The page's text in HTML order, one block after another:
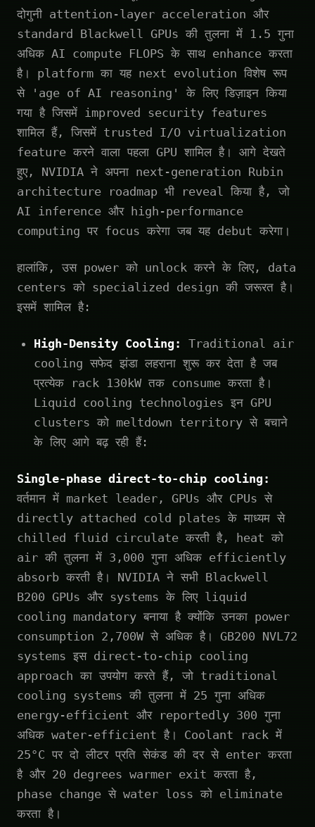
दोगुनी attention-layer acceleration और
standard Blackwell GPUs की तुलना में 1.5 गुना
अधिक AI compute FLOPS के साथ enhance करता
है। platform का यह next evolution विशेष रूप
से 'age of AI reasoning' के लिए डिज़ाइन किया
गया है जिसमें improved security features
शामिल हैं, जिसमें trusted I/O virtualization
feature करने वाला पहला GPU शामिल है। आगे देखते
हुए, NVIDIA ने अपना next-generation Rubin
architecture roadmap भी reveal किया है, जो
AI inference और high-performance
computing पर focus करेगा जब यह debut करेगा।
हालांकि, उस power को unlock करने के लिए, data
centers को specialized design की जरूरत है।
इसमें शामिल है:
High-Density Cooling:
Traditional air
cooling सफेद झंडा लहराना शुरू कर देता है जब
प्रत्येक rack 130kW तक consume करता है।
Liquid cooling technologies इन GPU
clusters को meltdown territory से बचाने
के लिए आगे बढ़ रही हैं:
Single-phase direct-to-chip cooling:
वर्तमान में market leader, GPUs और CPUs से
directly attached cold plates के माध्यम से
chilled fluid circulate करती है, heat को
air की तुलना में 3,000 गुना अधिक efficiently
absorb करती है। NVIDIA ने सभी Blackwell
B200 GPUs और systems के लिए liquid
cooling mandatory बनाया है क्योंकि उनका power
consumption 2,700W से अधिक है। GB200 NVL72
systems इस direct-to-chip cooling
approach का उपयोग करते हैं, जो traditional
cooling systems की तुलना में 25 गुना अधिक
energy-efficient और reportedly 300 गुना
अधिक water-efficient है। Coolant rack में
25°C पर दो लीटर प्रति सेकंड की दर से enter करता
है और 20 degrees warmer exit करता है,
phase change से water loss को eliminate
करता है।